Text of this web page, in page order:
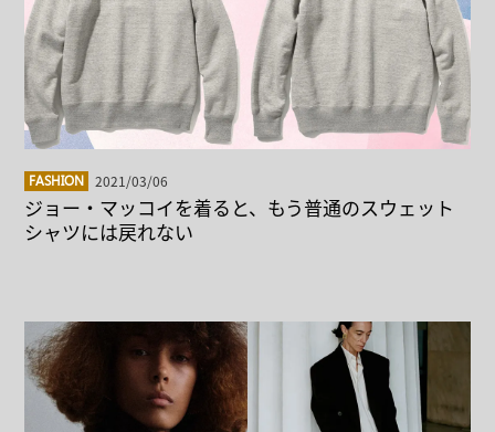
FASHION 2021/03/06
ジョー・マッコイを着ると、もう普通のスウェット
シャツには戻れない